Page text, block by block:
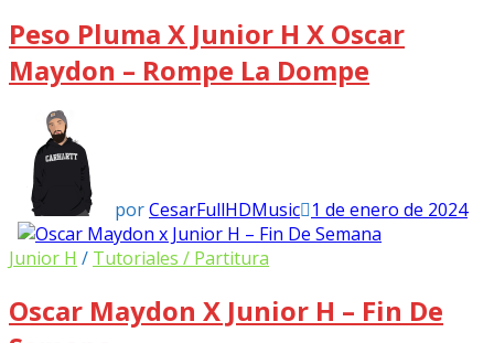
Peso Pluma X Junior H X Oscar
Maydon – Rompe La Dompe
porCesarFullHDMusic 1 de enero de 2024
Junior H / Tutoriales / Partitura
Oscar Maydon X Junior H – Fin De